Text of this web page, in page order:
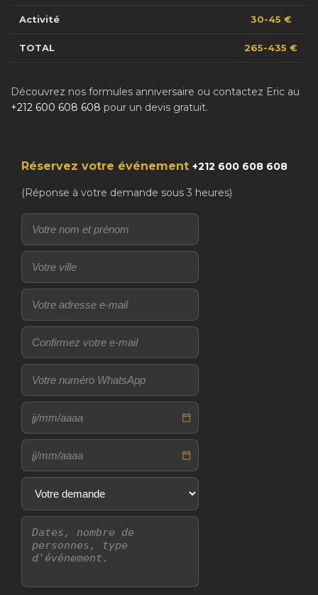
Activité 30-45 €
TOTAL 265-435 €
Découvrez nos formules anniversaire ou contactez Eric au
+212 600 608 608 pour un devis gratuit.
Réservez votre événement +212 600 608 608
(Réponse à votre demande sous 3 heures)